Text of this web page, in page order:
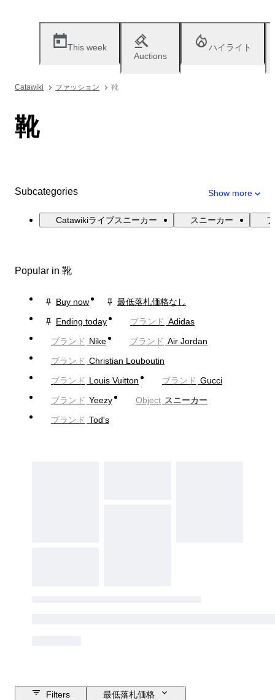
This week
Auctions
ハイライト
Catawiki ファッション 靴
靴
Subcategories Show more
Catawikiライブスニーカー スニーカー
Popular in 靴
Buy now
最低落札価格なし
Ending today
ブランド Adidas
ブランド Nike ブランド Air Jordan
ブランド Christian Louboutin
ブランド Louis Vuitton ブランド Gucci
ブランド Yeezy Object スニーカー
ブランド Tod's
Filters
最低落札価格